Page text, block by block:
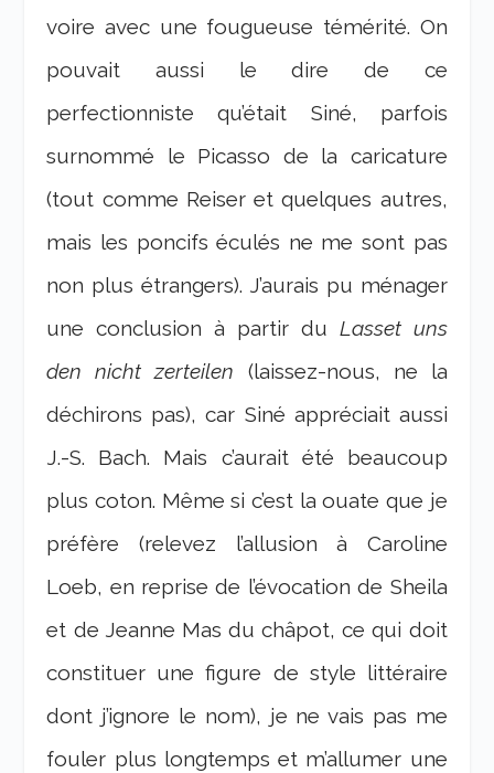
voire avec une fougueuse témérité. On
pouvait aussi le dire de ce
perfectionniste qu’était Siné, parfois
surnommé le Picasso de la caricature
(tout comme Reiser et quelques autres,
mais les poncifs éculés ne me sont pas
non plus étrangers). J’aurais pu ménager
une conclusion à partir du Lasset uns
den nicht zerteilen (laissez-nous, ne la
déchirons pas), car Siné appréciait aussi
J.-S. Bach. Mais c’aurait été beaucoup
plus coton. Même si c’est la ouate que je
préfère (relevez l’allusion à Caroline
Loeb, en reprise de l’évocation de Sheila
et de Jeanne Mas du châpot, ce qui doit
constituer une figure de style littéraire
dont j’ignore le nom), je ne vais pas me
fouler plus longtemps et m’allumer une